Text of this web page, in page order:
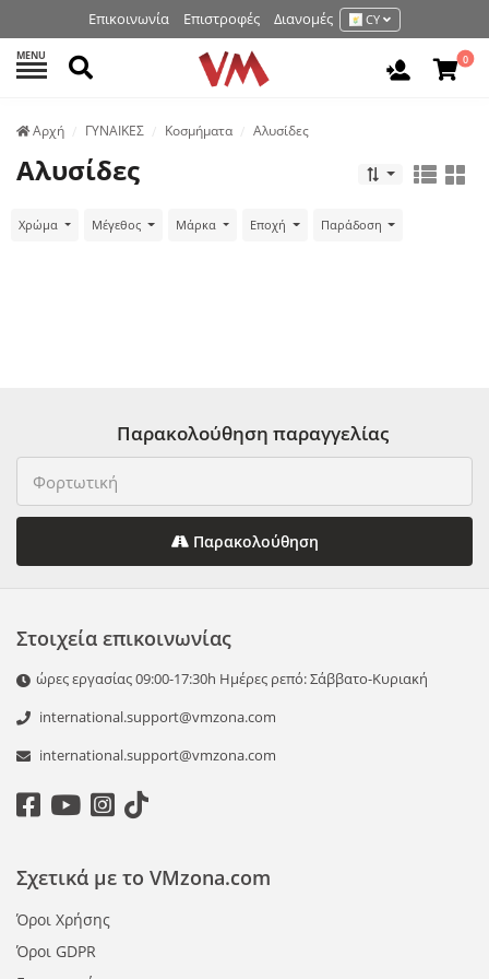
Επικοινωνία Επιστροφές Διανομές CY
MENU Αναζήτηση 0
Аρχή ΓΥΝΑΙΚΕΣ Κοσμήματα Αλυσίδες
Αλυσίδες
Χρώμα Μέγεθος Μάρκα Εποχή Παράδοση
Παρακολούθηση παραγγελίας
Παρακολούθηση
Στοιχεία επικοινωνίας
ώρες εργασίας 09:00-17:30h Ημέρες ρεπό: Σάββατο-Κυριακή
international.support@vmzona.com
international.support@vmzona.com
Σχετικά με το VMzona.com
Όροι Χρήσης
Όροι GDPR